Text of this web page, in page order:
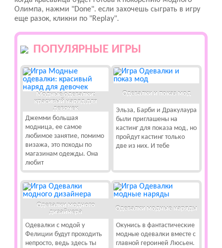
Олимпа, нажми "Done". если захочешь сыграть в игру
еще разок, кликни по "Replay".
ПОПУЛЯРНЫЕ ИГРЫ
Модные одевалки:
красивый наряд для
девочек
Джемми большая
модница, ее самое
любимое занятие, помимо
визажа, это походы по
магазинам одежды. Она
любит
Одевалки и показ мод
Эльза, Барби и Дракулаура
были приглашены на
кастинг для показа мод, но
пройдут кастинг только
две из них. И тебе
Одевалки модного
дизайнера
Одевалки с модой у
Фелиции будут проходить
непросто, ведь здесь ты
Одевалки модные наряды
Окунись в фантастические
модные одевалки вместе с
главной героиней Люсьен.